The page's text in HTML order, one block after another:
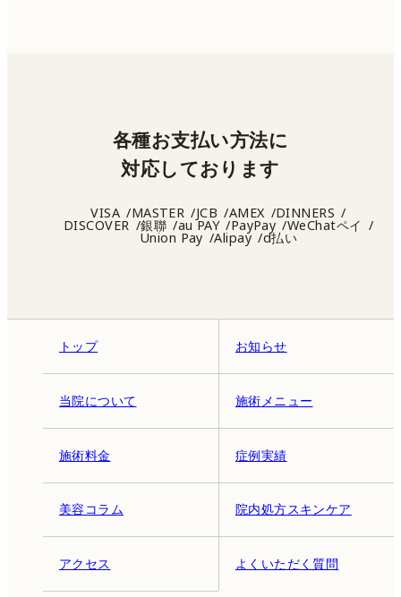
トップ お知らせ
当院について 施術メニュー
施術料金 症例実績
美容コラム 院内処方スキンケア
アクセス よくいただく質問
各種お支払い方法に
対応しております
VISA MASTER JCB AMEX DINNERS
DISCOVER 銀聯 au PAY PayPay WeChatペイ
Union Pay Alipay d払い